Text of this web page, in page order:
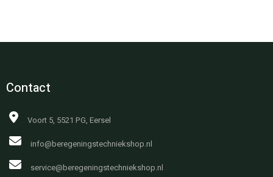
Contact
Voort 5, 5521 PG, Eersel
info@beregeningstechniekshop.nl
service@beregeningstechniekshop.nl